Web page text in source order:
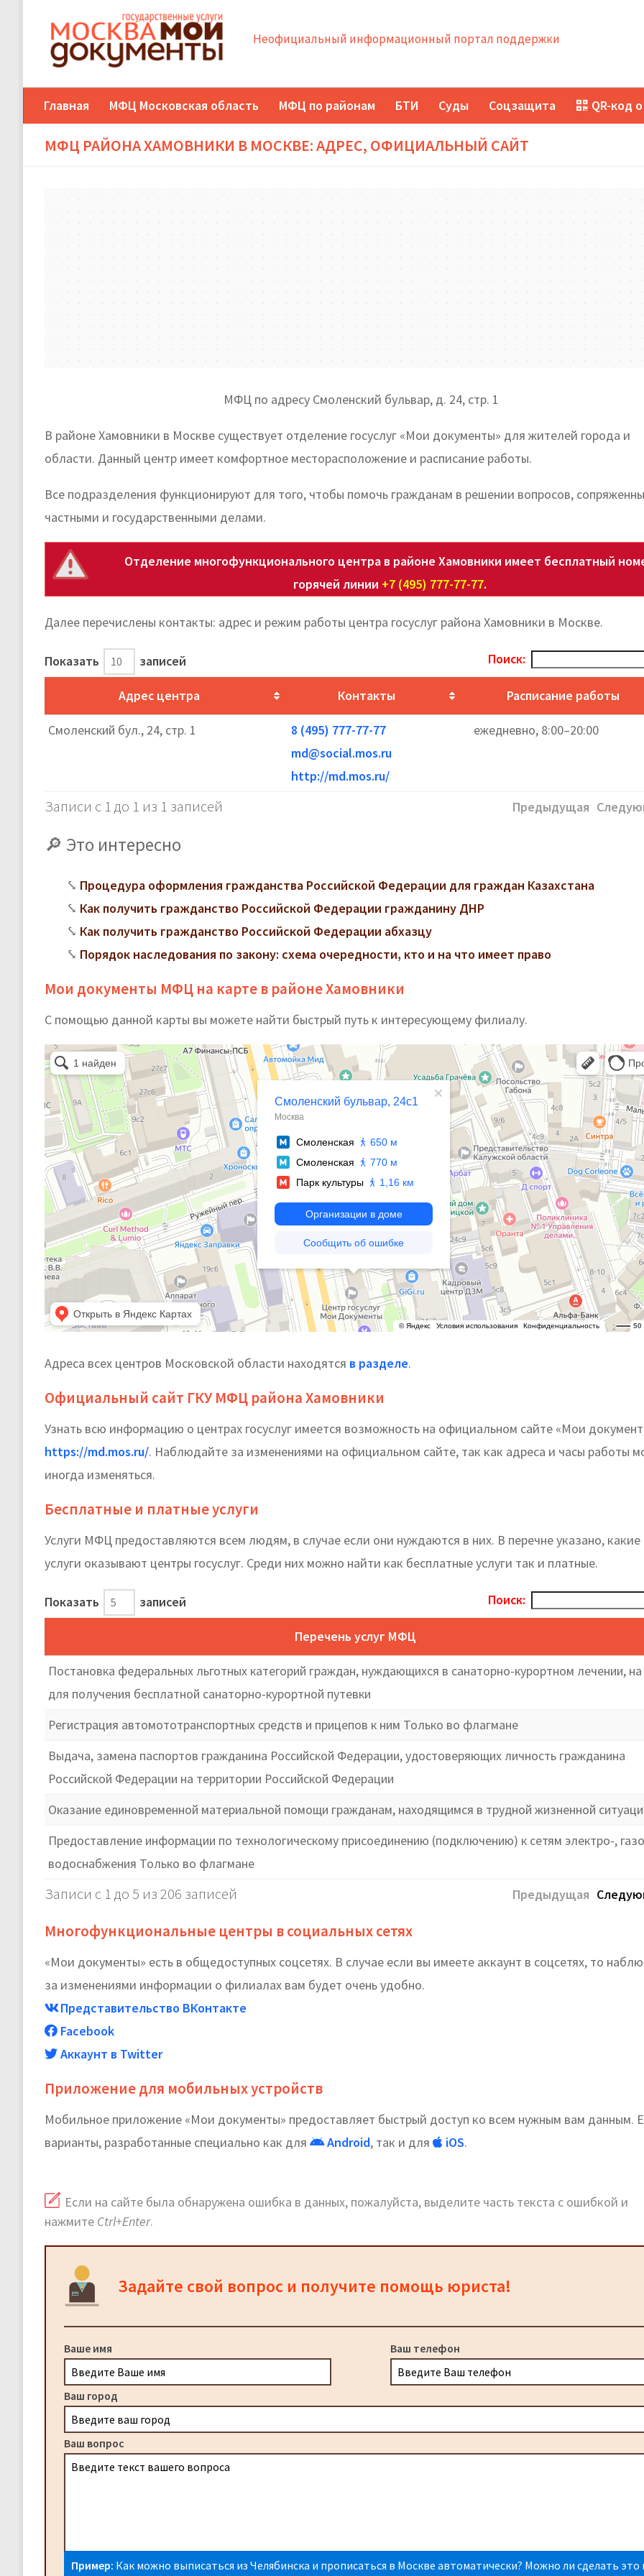
Неофициальный информационный портал поддержки
Главная МФЦ Московская область МФЦ по районам БТИ Суды Соцзащита QR-код
МФЦ РАЙОНА ХАМОВНИКИ В МОСКВЕ: АДРЕС, ОФИЦИАЛЬНЫЙ САЙТ
МФЦ по адресу Смоленский бульвар, д. 24, стр. 1
В районе Хамовники в Москве существует отделение госуслуг «Мои документы» для жителей города и
области. Данный центр имеет комфортное месторасположение и расписание работы.
Все подразделения функционируют для того, чтобы помочь гражданам в решении вопросов,
частными и государственными делами.
Отделение многофункционального центра в районе Хамовники имеет бесплатный
горячей линии +7 (495) 777-77-77.
Далее перечислены контакты: адрес и режим работы центра госуслуг района Хамовники в Москве.
Показать записей Поиск:
Адрес центра Контакты Расписание работы
Смоленский бул., 24, стр. 1
8 (495) 777-77-77
md@social.mos.ru
http://md.mos.ru/
ежедневно, 8:00–20:00
Записи с 1 до 1 из 1 записей Предыдущая
Это интересно
Процедура оформления гражданства Российской Федерации для граждан Казахстана
Как получить гражданство Российской Федерации гражданину ДНР
Как получить гражданство Российской Федерации абхазцу
Порядок наследования по закону: схема очередности, кто и на что имеет право
Мои документы МФЦ на карте в районе Хамовники
С помощью данной карты вы можете найти быстрый путь к интересующему филиалу.
Адреса всех центров Московской области находятся в разделе.
Официальный сайт ГКУ МФЦ района Хамовники
Узнать всю информацию о центрах госуслуг имеется возможность на официальном сайте «Мои
https://md.mos.ru/. Наблюдайте за изменениями на официальном сайте, так как адреса и часы работы
иногда изменяться.
Бесплатные и платные услуги
Услуги МФЦ предоставляются всем людям, в случае если они нуждаются в них. В перечне указано, какие
услуги оказывают центры госуслуг. Среди них можно найти как бесплатные услуги так и платные.
Показать записей Поиск:
Перечень услуг МФЦ
Постановка федеральных льготных категорий граждан, нуждающихся в санаторно-курортном лечении, на
для получения бесплатной санаторно-курортной путевки
Регистрация автомототранспортных средств и прицепов к ним Только во флагмане
Выдача, замена паспортов гражданина Российской Федерации, удостоверяющих личность гражданина
Российской Федерации на территории Российской Федерации
Оказание единовременной материальной помощи гражданам, находящимся в трудной жизненной
Предоставление информации по технологическому присоединению (подключению) к сетям электро-,
водоснабжения Только во флагмане
Записи с 1 до 5 из 206 записей Предыдущая
Многофункциональные центры в социальных сетях
«Мои документы» есть в общедоступных соцсетях. В случае если вы имеете аккаунт в соцсетях, то
за изменениями информации о филиалах вам будет очень удобно.
Представительство ВКонтакте
Facebook
Аккаунт в Twitter
Приложение для мобильных устройств
Мобильное приложение «Мои документы» предоставляет быстрый доступ ко всем нужным вам данным.
варианты, разработанные специально как для
Android, так и для iOS.
Если на сайте была обнаружена ошибка в данных, пожалуйста, выделите часть текста с ошибкой и
нажмите Ctrl+Enter.
Задайте свой вопрос и получите помощь юриста!
Ваше имя Ваш телефон
Ваш город
Ваш вопрос
Пример: Как можно выписаться из Челябинска и прописаться в Москве автоматически? Можно ли сделать это